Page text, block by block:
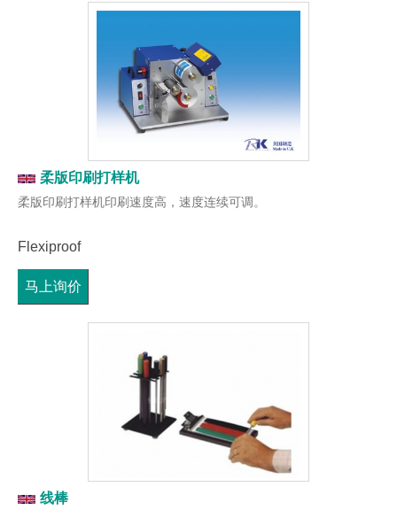
柔版印刷打样机
柔版印刷打样机印刷速度高，速度连续可调。
Flexiproof
马上询价
线棒